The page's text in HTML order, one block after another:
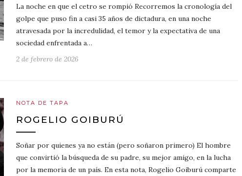
La noche en que el cetro se rompió Recorremos la cronología del
golpe que puso fin a casi 35 años de dictadura, en una noche
atravesada por la incredulidad, el temor y la expectativa de una
sociedad enfrentada a…
2 de febrero de 2026
NOTA DE TAPA
ROGELIO GOIBURÚ
Soñar por quienes ya no están (pero soñaron primero) El hombre
que convirtió la búsqueda de su padre, su mejor amigo, en la lucha
por la memoria de un país. En esta nota, Rogelio Goiburú comparte